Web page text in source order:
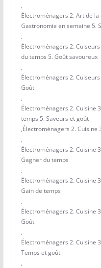
,
Électroménagers 2. Art de
Gastronomie en semaine 5.
,
Électroménagers 2.
du temps 5. Goût savoureux
,
Électroménagers 2.
Goût
,
Électroménagers 2. Cuisine
temps 5. Saveurs et goût
,Électroménagers 2. Cuisine
,
Électroménagers 2. Cuisine
Gagner du temps
,
Électroménagers 2. Cuisine
Gain de temps
,
Électroménagers 2. Cuisine
Goût
,
Électroménagers 2. Cuisine
Temps et goût
,